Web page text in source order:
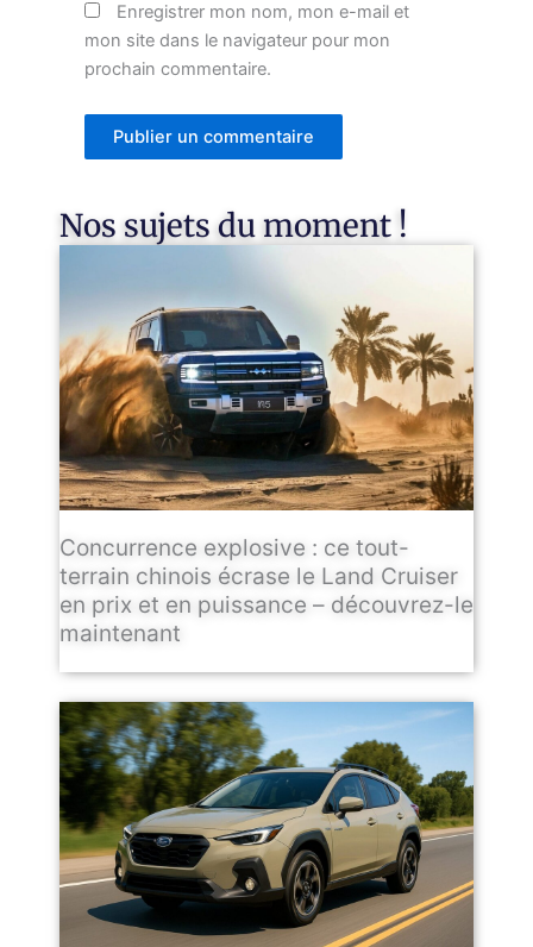
Enregistrer mon nom, mon e-mail et
mon site dans le navigateur pour mon
prochain commentaire.
Nos sujets du moment !
Concurrence explosive : ce tout-
terrain chinois écrase le Land Cruiser
en prix et en puissance – découvrez-le
maintenant